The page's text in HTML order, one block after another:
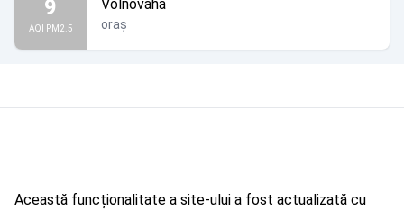
9
AQI PM2.5
Volnovaha
oraș
Această funcționalitate a site-ului a fost actualizată cu